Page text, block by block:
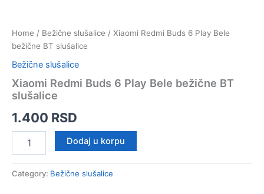
Home / Bežične slušalice / Xiaomi Redmi Buds 6 Play Bele
bežične BT slušalice
Bežične slušalice
Xiaomi Redmi Buds 6 Play Bele bežične BT
slušalice
1.400 RSD
Redmi
6
Dodaj u korpu
Category: Bežične slušalice